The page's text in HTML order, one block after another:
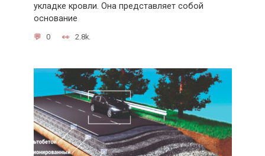
укладке кровли. Она представляет собой
основание
0 2.8k.